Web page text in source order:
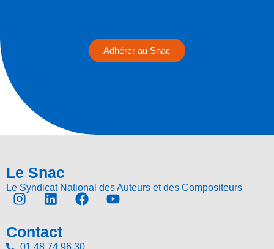
Adhérer au Snac
Le Snac
Le Syndicat National des Auteurs et des Compositeurs
Contact
01 48 74 96 30